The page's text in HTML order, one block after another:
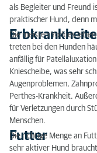
als Begleiter und Freund
praktischer Hund, denn
Die meisten Yorkies
treten bei den Hunden
anfällig für
Kniescheibe, was sehr
Augenproblemen,
Perthes-Krankheit.
für Verletzungen durch
Menschen.
Futter
Die richtige Menge an
sehr aktiver Hund